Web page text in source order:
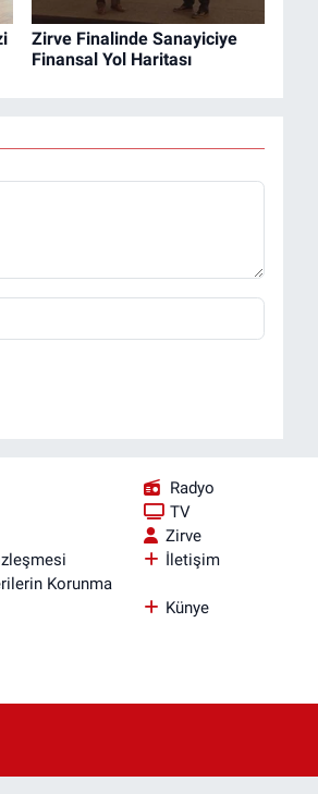
Zirve Finalinde Sanayiciye
Finansal Yol Haritası
Radyo
TV
Zirve
İletişim
Korunma
Künye